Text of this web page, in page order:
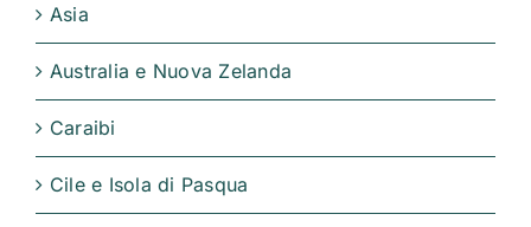
Asia
Australia e Nuova Zelanda
Caraibi
Cile e Isola di Pasqua